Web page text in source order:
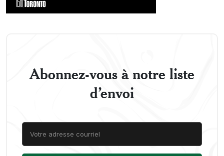
Abonnez-vous à notre liste
d’envoi